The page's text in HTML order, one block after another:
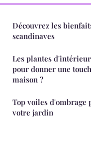
Découvrez les
scandinaves
Les plantes
pour donner une
maison ?
Top voiles d'ombrage
votre jardin